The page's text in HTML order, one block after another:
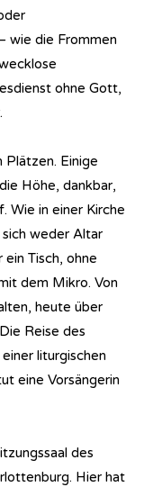
wie die Frommen
ohne Gott,
Plätzen. Einige
Höhe, dankbar,
Wie in einer Kirche
weder Altar
Tisch, ohne
dem Mikro. Von
heute über
Reise des
liturgischen
eine Vorsängerin
des
Hier hat